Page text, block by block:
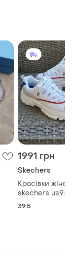
1991 грн
Skechers
Кросівки жіночі
skechers
26.5cm
39.5